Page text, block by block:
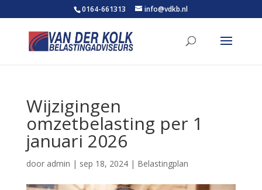
0164-661313 info@vdkb.nl
Wijzigingen
omzetbelasting per 1
januari 2026
door admin | sep 18, 2024| Belastingplan